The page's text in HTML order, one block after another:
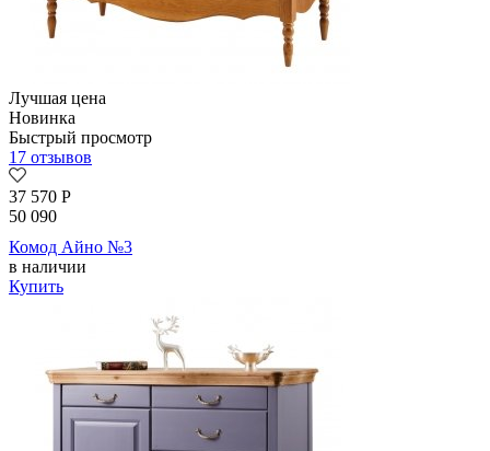
Лучшая цена
Новинка
Быстрый просмотр
17 отзывов
37 570 Р
50 090
Комод Айно №3
в наличии
Купить